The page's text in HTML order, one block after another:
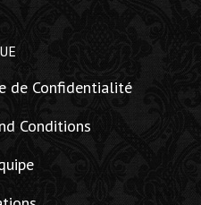
de Confidentialité
Conditions